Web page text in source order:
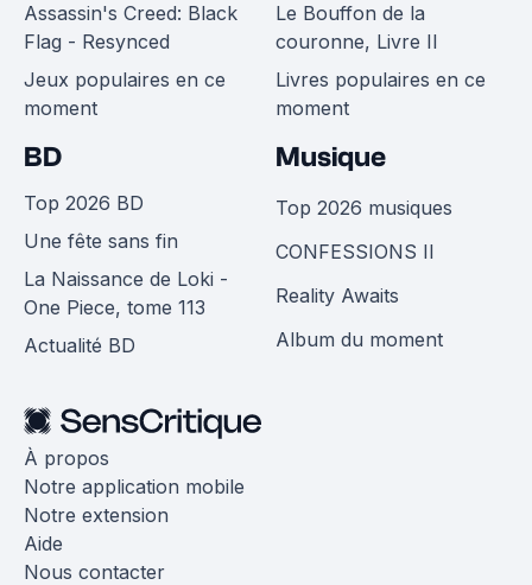
Assassin's Creed: Black
Flag - Resynced
Jeux populaires en ce
moment
Le Bouffon de la
couronne, Livre II
Livres populaires en ce
moment
BD
Top 2026 BD
Une fête sans fin
La Naissance de Loki -
One Piece, tome 113
Actualité BD
Musique
Top 2026 musiques
CONFESSIONS II
Reality Awaits
Album du moment
À propos
Notre application mobile
Notre extension
Aide
Nous contacter